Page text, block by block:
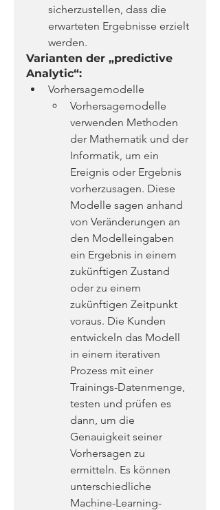
sicherzustellen, dass die
erwarteten Ergebnisse erzielt
werden.
Varianten der „predictive
Analytic“:
Vorhersagemodelle
Vorhersagemodelle
verwenden Methoden
der Mathematik und der
Informatik, um ein
Ereignis oder Ergebnis
vorherzusagen. Diese
Modelle sagen anhand
von Veränderungen an
den Modelleingaben
ein Ergebnis in einem
zukünftigen Zustand
oder zu einem
zukünftigen Zeitpunkt
voraus. Die Kunden
entwickeln das Modell
in einem iterativen
Prozess mit einer
Trainings-Datenmenge,
testen und prüfen es
dann, um die
Genauigkeit seiner
Vorhersagen zu
ermitteln. Es können
unterschiedliche
Machine-Learning-